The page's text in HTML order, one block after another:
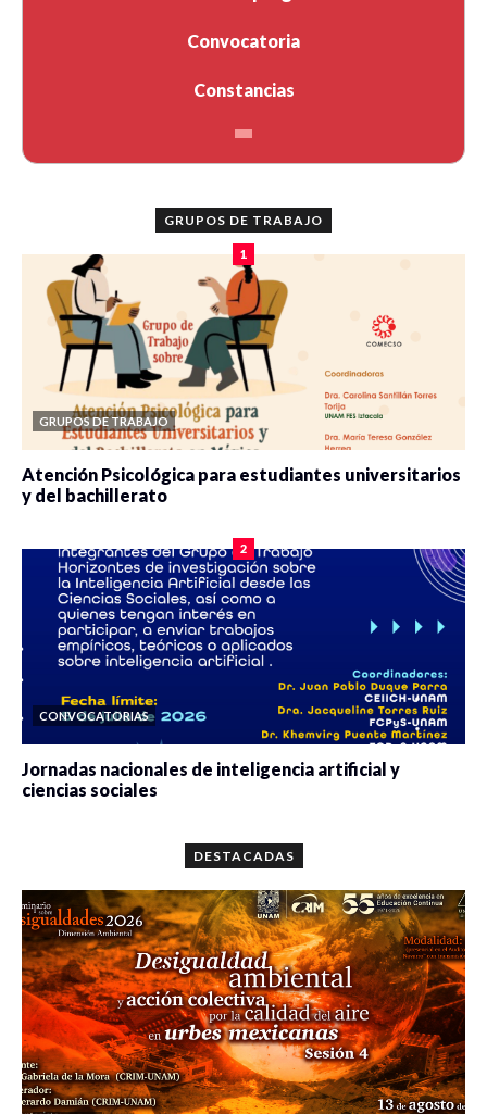
Convocatoria
Constancias
GRUPOS DE TRABAJO
1
GRUPOS DE TRABAJO
Atención Psicológica para estudiantes universitarios
y del bachillerato
2
CONVOCATORIAS
Jornadas nacionales de inteligencia artificial y
ciencias sociales
DESTACADAS